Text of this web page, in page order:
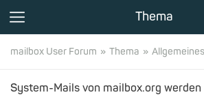
Thema
mailbox User Forum Thema Allgemeines
System-Mails von mailbox.org werden